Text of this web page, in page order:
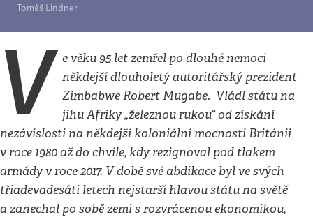
Tomáš Lindner
V
e věku 95 let zemřel po dlouhé nemoci
někdejší dlouholetý autoritářský prezident
Zimbabwe Robert Mugabe. Vládl státu na
jihu Afriky „železnou rukou“ od získání
nezávislosti na někdejší koloniální mocnosti Británii
v roce 1980 až do chvíle, kdy rezignoval pod tlakem
armády v roce 2017. V době své abdikace byl ve svých
třiadevadesáti letech nejstarší hlavou státu na světě
a zanechal po sobě zemi s rozvrácenou ekonomikou,